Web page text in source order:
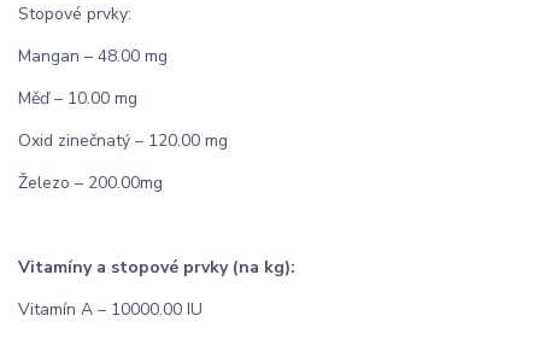
Stopové prvky:
Mangan – 48.00 mg
Měď – 10.00 mg
Oxid zinečnatý – 120.00 mg
Železo – 200.00mg
Vitamíny a stopové prvky (na kg):
Vitamín A – 10000.00 IU